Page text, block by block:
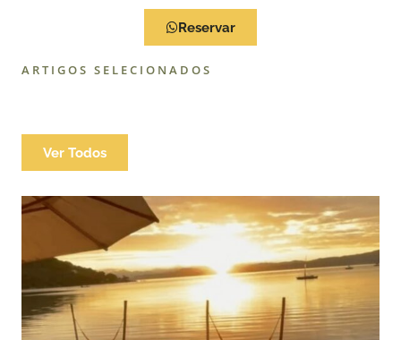
Reservar
ARTIGOS SELECIONADOS
Ver Todos